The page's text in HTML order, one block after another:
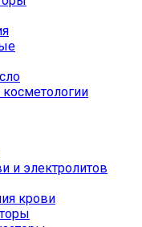
и электролитов
крови